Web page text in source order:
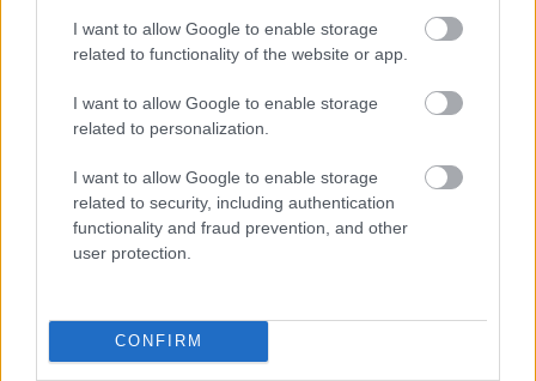
I want to allow Google to enable storage
related to functionality of the website or app.
I want to allow Google to enable storage
related to personalization.
I want to allow Google to enable storage
related to security, including authentication
functionality and fraud prevention, and other
user protection.
CONFIRM
Egy letűnt közösség kultúrájába, egy
halottak újra énekelnek
rendezőlegenda,Elek Judit